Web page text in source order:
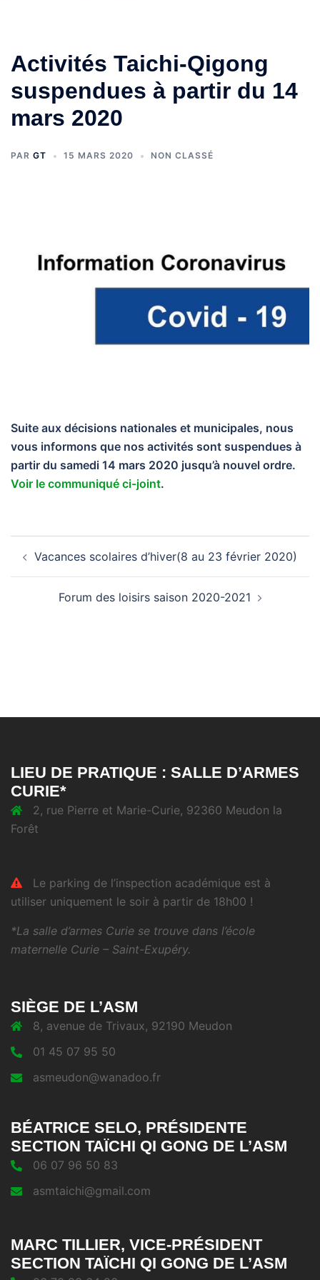
Activités Taichi-Qigong
suspendues à partir du 14
mars 2020
PAR GT 15 MARS 2020 NON CLASSÉ
Suite aux décisions nationales et municipales, nous
vous informons que nos activités sont suspendues à
partir du samedi 14 mars 2020 jusqu’à nouvel ordre.
Voir le communiqué ci-joint.
d’article
Vacances scolaires d’hiver(8 au 23 février 2020)
Forum des loisirs saison 2020-2021
LIEU DE PRATIQUE : SALLE D’ARMES
CURIE*
2, rue Pierre et Marie-Curie, 92360 Meudon la
Forêt
Le parking de l’inspection académique est à
utiliser uniquement le soir à partir de 18h00 !
*La salle d’armes Curie se trouve dans l’école
maternelle Curie – Saint-Exupéry.
SIÈGE DE L’ASM
8, avenue de Trivaux, 92190 Meudon
01 45 07 95 50
asmeudon@wanadoo.fr
BÉATRICE SELO, PRÉSIDENTE
SECTION TAÏCHI QI GONG DE L’ASM
06 07 96 50 83
asmtaichi@gmail.com
MARC TILLIER, VICE-PRÉSIDENT
SECTION TAÏCHI QI GONG DE L’ASM